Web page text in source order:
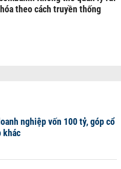
theo cách truyền thống
nghiệp vốn 100 tỷ, góp cổ
khác